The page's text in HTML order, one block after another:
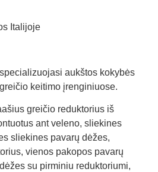
Italijoje
aukštos kokybės
keitimo įrenginiuose.
greičio reduktorius iš
ant veleno, sliekines
sliekines pavarų dėžes,
vienos pakopos pavarų
su pirminiu reduktoriumi,